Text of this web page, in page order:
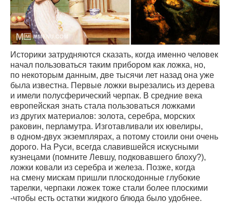
Историки затрудняются сказать, когда именно человек
начал пользоваться таким прибором как ложка, но,
по некоторым данным, две тысячи лет назад она уже
была известна. Первые ложки вырезались из дерева
и имели полусферический черпак. В средние века
европейская знать стала пользоваться ложками
из других материалов: золота, серебра, морских
раковин, перламутра. Изготавливали их ювелиры,
в одном-двух экземплярах, а потому стоили они очень
дорого. На Руси, всегда славившейся искусными
кузнецами (помните Левшу, подковавшего блоху?),
ложки ковали из серебра и железа. Позже, когда
на смену мискам пришли плоскодонные глубокие
тарелки, черпаки ложек тоже стали более плоскими
-чтобы есть остатки жидкого блюда было удобнее.